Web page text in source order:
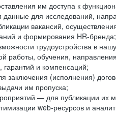
им доступа к
для исследований,
вакансий,
и формирования HR-бренда;
трудоустройства в
работы, обучения,
гарантий и компенсаций;
заключения (исполнения)
им пропуска;
— для публикации их
web-ресурсов и